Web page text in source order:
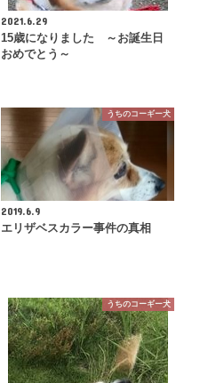
2021.6.29
15歳になりました ～お誕生日
おめでとう～
うちのコーギー犬
2019.6.9
エリザベスカラー事件の真相
うちのコーギー犬